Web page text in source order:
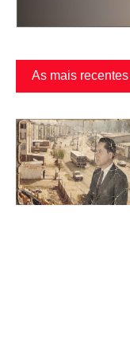
As mais recentes